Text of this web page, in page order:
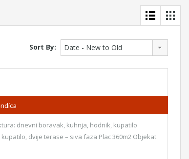
Sort By: Date - New to Old
dnevni boravak, kuhnja, hodnik, kupatilo
dvije terase – siva faza Plac 360m2 Objekat